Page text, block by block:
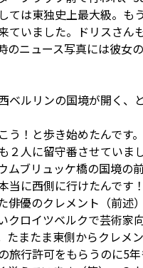
ては東独史上最大級。も
ていました。ドリスさん
のニュース写真には彼女
ベルリンの国境が開く、
う！と歩き始めたんです
２人に留守番させていま
ムブリュッケ橋の国境の
当に西側に行けたんです
俳優のクレメント（前述
クロイツベルクで芸術家
たまたま東側からクレメ
旅行許可をもらうのに5